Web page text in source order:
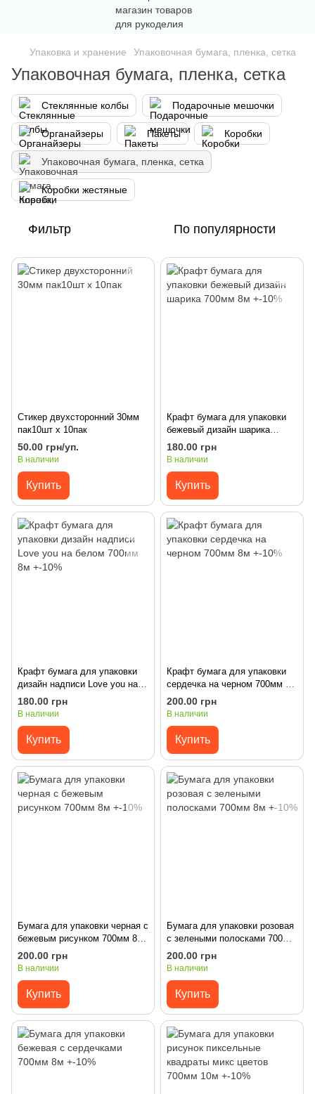
Упаковка и хранение Упаковочная бумага, пленка, сетка
Упаковочная бумага, пленка, сетка
Стеклянные колбы Подарочные мешочки
Органайзеры Пакеты Коробки
Упаковочная бумага, пленка, сетка
Коробки жестяные
Фильтр По популярности
Стикер двухсторонний 30мм
пак10шт х 10пак
50.00 грн/уп.
В наличии
Купить
Крафт бумага для упаковки
бежевый дизайн шарика
700мм 8м +-10%
180.00 грн
В наличии
Купить
Крафт бумага для упаковки
дизайн надписи Love you на
белом 700мм 8м +-10%
180.00 грн
В наличии
Купить
Крафт бумага для упаковки
сердечка на черном 700мм 8м
+-10%
200.00 грн
В наличии
Купить
Бумага для упаковки черная с
бежевым рисунком 700мм 8м
+-10%
200.00 грн
В наличии
Купить
Бумага для упаковки розовая
с зелеными полосками 700мм
8м +-10%
200.00 грн
В наличии
Купить